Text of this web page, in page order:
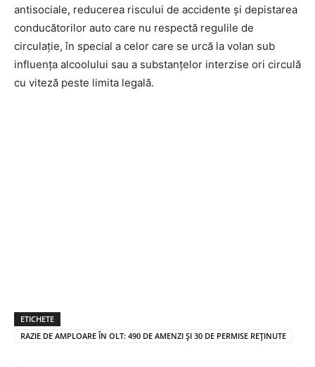
antisociale, reducerea riscului de accidente și depistarea
conducătorilor auto care nu respectă regulile de
circulație, în special a celor care se urcă la volan sub
influența alcoolului sau a substanțelor interzise ori circulă
cu viteză peste limita legală.
ETICHETE
RAZIE DE AMPLOARE ÎN OLT: 490 DE AMENZI ȘI 30 DE PERMISE REȚINUTE